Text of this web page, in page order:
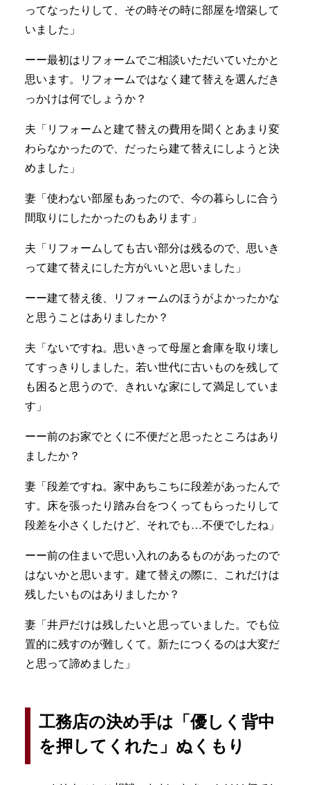
ってなったりして、その時その時に部屋を増築して
いました」
ーー最初はリフォームでご相談いただいていたかと
思います。リフォームではなく建て替えを選んだき
っかけは何でしょうか？
夫「リフォームと建て替えの費用を聞くとあまり変
わらなかったので、だったら建て替えにしようと決
めました」
妻「使わない部屋もあったので、今の暮らしに合う
間取りにしたかったのもあります」
夫「リフォームしても古い部分は残るので、思いき
って建て替えにした方がいいと思いました」
ーー建て替え後、リフォームのほうがよかったかな
と思うことはありましたか？
夫「ないですね。思いきって母屋と倉庫を取り壊し
てすっきりしました。若い世代に古いものを残して
も困ると思うので、きれいな家にして満足していま
す」
ーー前のお家でとくに不便だと思ったところはあり
ましたか？
妻「段差ですね。家中あちこちに段差があったんで
す。床を張ったり踏み台をつくってもらったりして
段差を小さくしたけど、それでも…不便でしたね」
ーー前の住まいで思い入れのあるものがあったので
はないかと思います。建て替えの際に、これだけは
残したいものはありましたか？
妻「井戸だけは残したいと思っていました。でも位
置的に残すのが難しくて。新たにつくるのは大変だ
と思って諦めました」
工務店の決め手は「優しく背中
を押してくれた」ぬくもり